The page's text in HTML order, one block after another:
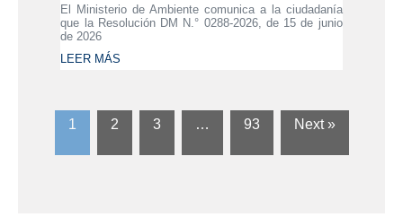
El Ministerio de Ambiente comunica a la ciudadanía
que la Resolución DM N.° 0288-2026, de 15 de junio
de 2026
LEER MÁS
1 2 3 … 93 Next »